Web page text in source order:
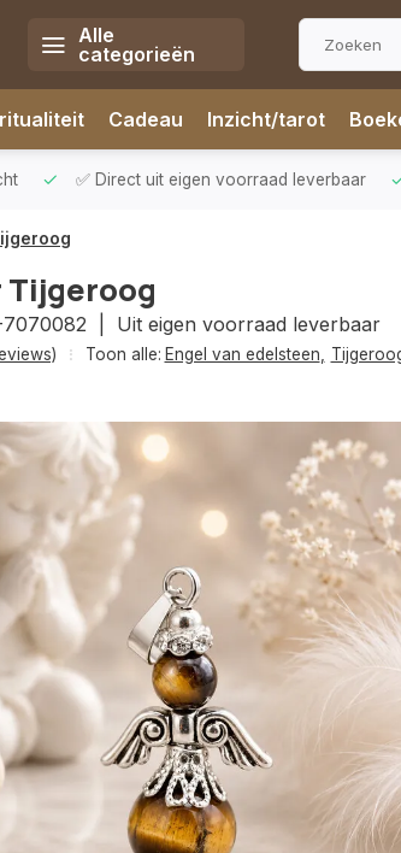
Alle
categorieën
Cadeau Inzicht/tarot
✅ Direct uit eigen voorraad leverbaar
Tijgeroog
7070082 | Uit eigen voorraad leverbaar
Toon alle: Engel van edelsteen